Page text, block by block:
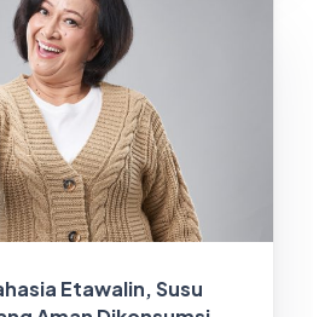
Etawalin, Susu